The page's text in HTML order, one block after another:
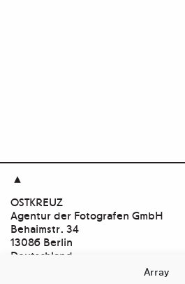
Array

OSTKREUZ
Agentur der Fotografen GmbH
Behaimstr. 34
13086 Berlin
Deutschland